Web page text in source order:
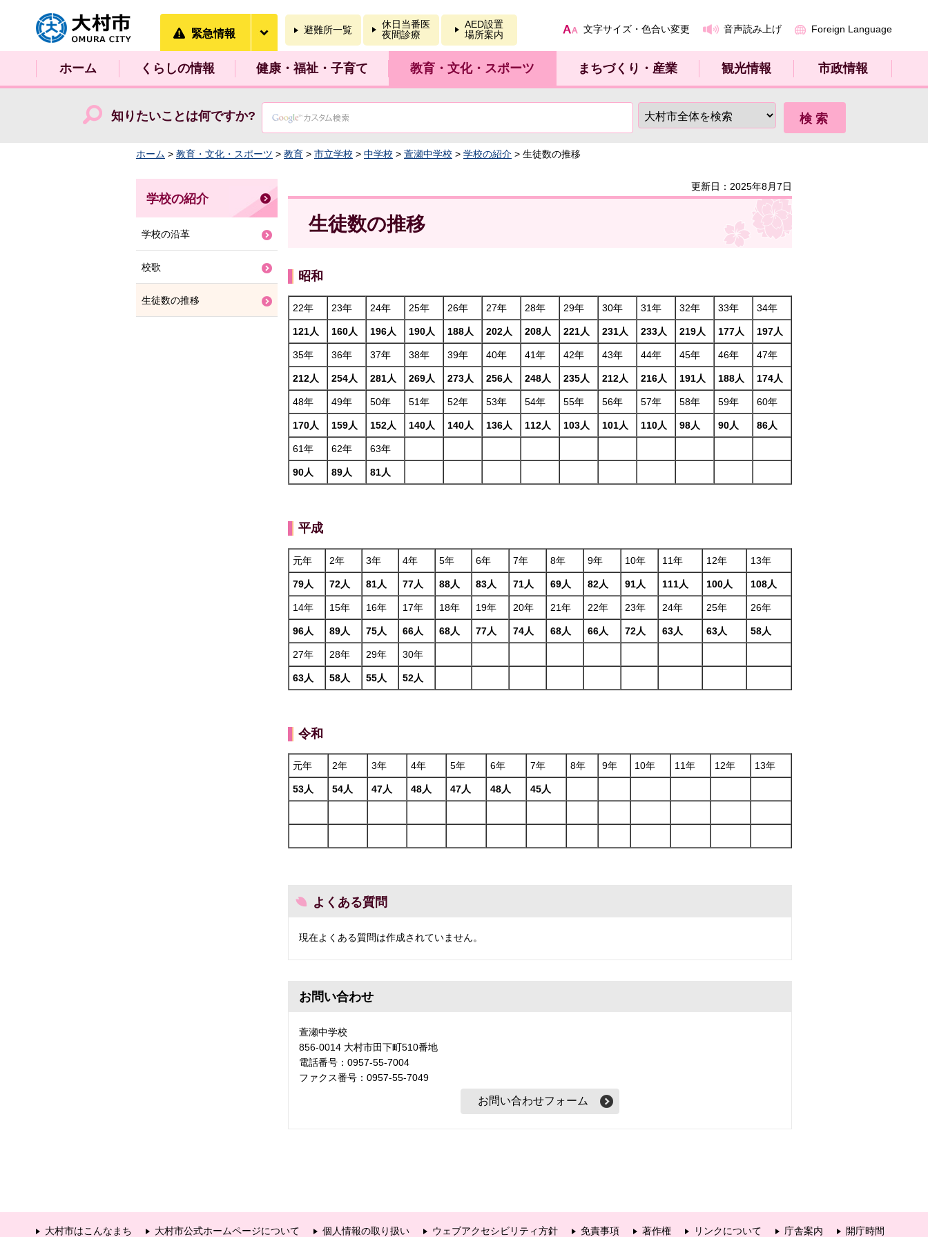
大村市
緊急情報 避難所一覧
休日当番医
夜間診療
AED設置
場所案内
文字サイズ・色合い変更 音声読み上げ Foreign Language
ホーム くらしの情報 健康・福祉・子育て 教育・文化・スポーツ まちづくり・産業 観光情報 市政情報
知りたいことは何ですか?
ホーム > 教育・文化・スポーツ > 教育 > 市立学校 > 中学校 > 萱瀬中学校 > 学校の紹介 > 生徒数の推移
更新日：2025年8月7日
生徒数の推移
昭和
22年 23年 24年 25年 26年 27年 28年 29年 30年 31年 32年 33年 34年
121人 160人 196人 190人 188人 202人 208人 221人 231人 233人 219人 177人 197人
35年 36年 37年 38年 39年 40年 41年 42年 43年 44年 45年 46年 47年
212人 254人 281人 269人 273人 256人 248人 235人 212人 216人 191人 188人 174人
48年 49年 50年 51年 52年 53年 54年 55年 56年 57年 58年 59年 60年
170人 159人 152人 140人 140人 136人 112人 103人 101人 110人 98人 90人 86人
61年 62年 63年
90人 89人 81人
平成
元年 2年 3年 4年 5年 6年 7年 8年 9年 10年 11年 12年 13年
79人 72人 81人 77人 88人 83人 71人 69人 82人 91人 111人 100人 108人
14年 15年 16年 17年 18年 19年 20年 21年 22年 23年 24年 25年 26年
96人 89人 75人 66人 68人 77人 74人 68人 66人 72人 63人 63人 58人
27年 28年 29年 30年
63人 58人 55人 52人
令和
元年 2年 3年 4年 5年 6年 7年 8年 9年 10年 11年 12年 13年
53人 54人 47人 48人 47人 48人 45人
よくある質問
現在よくある質問は作成されていません。
お問い合わせ
萱瀬中学校
856-0014 大村市田下町510番地
電話番号：0957-55-7004
ファクス番号：0957-55-7049
学校の紹介
学校の沿革
校歌
生徒数の推移
大村市はこんなまち 大村市公式ホームページについて 個人情報の取り扱い ウェブアクセシビリティ方針 免責事項 著作権 リンクについて 庁舎案内 開庁時間